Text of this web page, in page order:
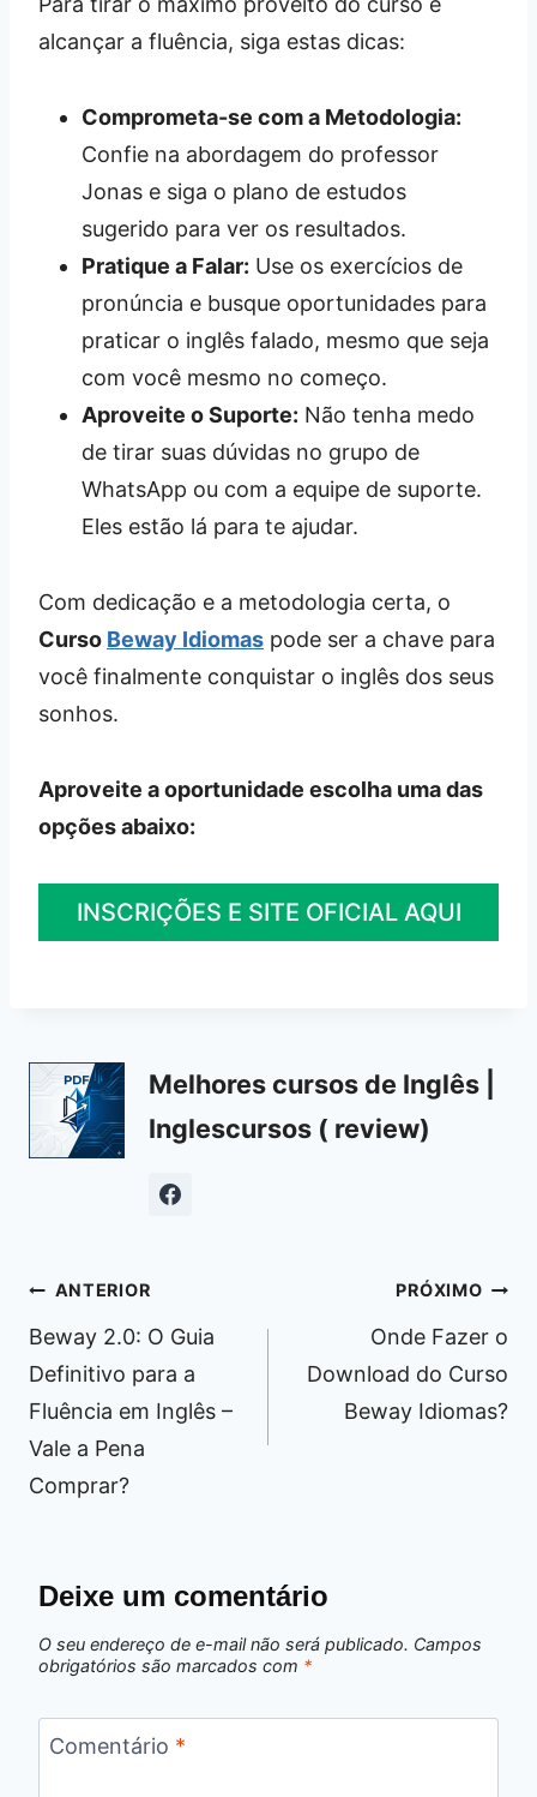
alcançar a fluência, siga estas dicas:
Comprometa-se com a Metodologia:
Confie na abordagem do professor
Jonas e siga o plano de estudos
sugerido para ver os resultados.
Pratique a Falar: Use os exercícios de
pronúncia e busque oportunidades para
praticar o inglês falado, mesmo que seja
com você mesmo no começo.
Aproveite o Suporte: Não tenha medo
de tirar suas dúvidas no grupo de
WhatsApp ou com a equipe de suporte.
Eles estão lá para te ajudar.
Com dedicação e a metodologia certa, o
Curso Beway Idiomas pode ser a chave para
você finalmente conquistar o inglês dos seus
sonhos.
Aproveite a oportunidade escolha uma das
opções abaixo:
INSCRIÇÕES E SITE OFICIAL AQUI
Melhores cursos de Inglês |
Inglescursos ( review)
Navegação
de
Post
ANTERIOR
Beway 2.0: O Guia
Definitivo para a
Fluência em Inglês –
Vale a Pena
Comprar?
PRÓXIMO
Onde Fazer o
Download do Curso
Beway Idiomas?
Deixe um comentário
O seu endereço de e-mail não será publicado. Campos
obrigatórios são marcados com *
Comentário *